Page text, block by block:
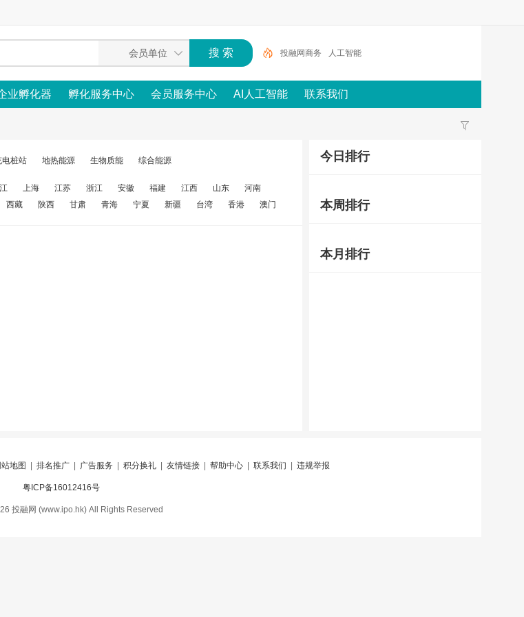
投融网商务 人工智能
业孵化器 孵化服务中心 会员服务中心 AI人工智能 联系我们
电桩站 地热能源 生物质能 综合能源
上海 江苏 浙江 安徽 福建 江西 山东
河南
西藏 陕西 甘肃 青海 宁夏 新疆 台湾 香港 澳门
今日排行
本周排行
本月排行
站地图 排名推广 广告服务 积分换礼 友情链接 帮助中心 联系我们 违规举报
粤ICP备16012416号
投融网 (www.ipo.hk) All Rights Reserved